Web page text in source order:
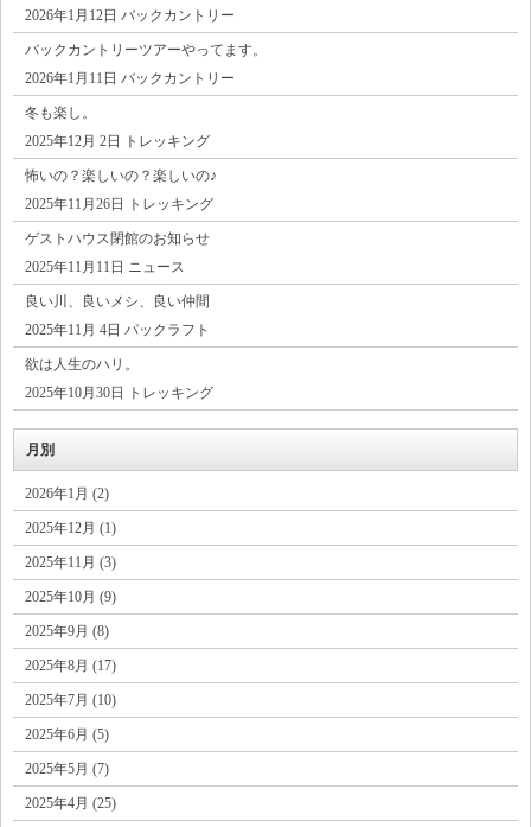
2026年1月12日 バックカントリー
バックカントリーツアーやってます。
2026年1月11日 バックカントリー
冬も楽し。
2025年12月 2日 トレッキング
怖いの？楽しいの？楽しいの♪
2025年11月26日 トレッキング
ゲストハウス閉館のお知らせ
2025年11月11日 ニュース
良い川、良いメシ、良い仲間
2025年11月 4日 パックラフト
欲は人生のハリ。
2025年10月30日 トレッキング
月別
2026年1月 (2)
2025年12月 (1)
2025年11月 (3)
2025年10月 (9)
2025年9月 (8)
2025年8月 (17)
2025年7月 (10)
2025年6月 (5)
2025年5月 (7)
2025年4月 (25)